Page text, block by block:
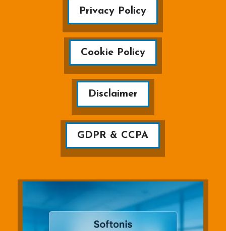
Privacy Policy
Cookie Policy
Disclaimer
GDPR & CCPA